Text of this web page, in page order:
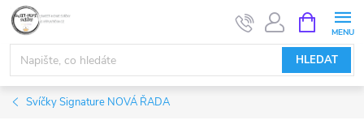
Přejít
obsah
HLEDAT
NÁKUPNÍ
KOŠÍK
Svíčky Signature NOVÁ ŘADA